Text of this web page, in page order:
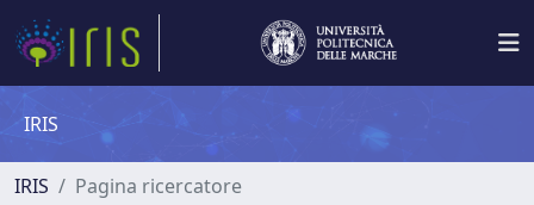
IRIS
IRIS Pagina ricercatore